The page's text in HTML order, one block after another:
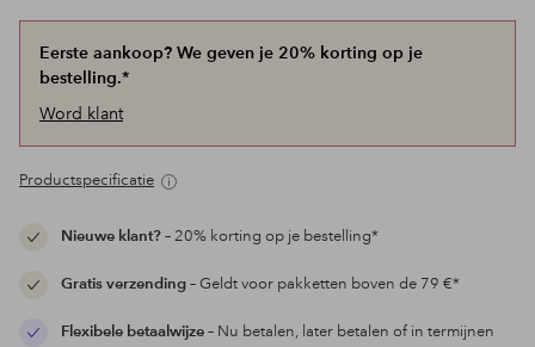
Eerste aankoop? We geven je 20% korting op je
bestelling.*
Word klant
Productspecificatie
Nieuwe klant?– 20% korting op je bestelling*
Gratis verzending– Geldt voor pakketten boven de 79 €*
Flexibele betaalwijze– Nu betalen, later betalen of in termijnen